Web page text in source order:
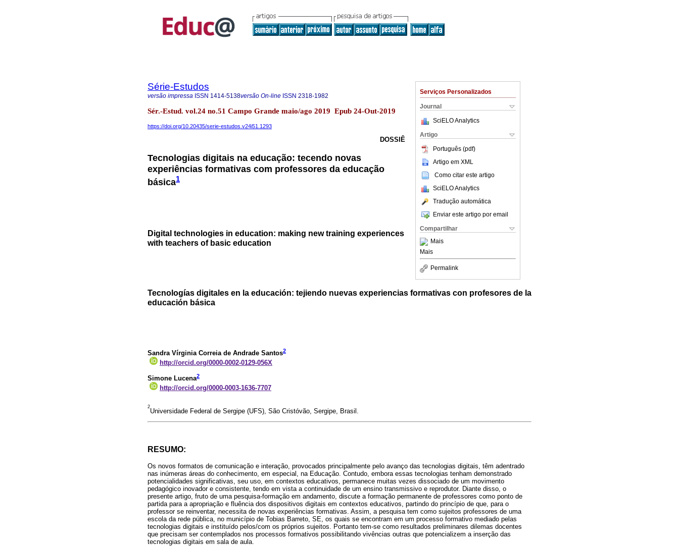
Serviços Personalizados
Journal
SciELO Analytics
Artigo
Português (pdf)
Artigo em XML
Como citar este artigo
SciELO Analytics
Tradução automática
Enviar este artigo por email
Compartilhar
Mais
Mais
Permalink
Série-Estudos
versão impressa ISSN 1414-5138versão On-line ISSN 2318-1982
Sér.-Estud. vol.24 no.51 Campo Grande maio/ago 2019 Epub 24-Out-2019
https://doi.org/10.20435/serie-estudos.v24i51.1293
DOSSIÊ
Tecnologias digitais na educação: tecendo novas
experiências formativas com professores da educação
básica1
Digital technologies in education: making new training experiences
with teachers of basic education
Tecnologías digitales en la educación: tejiendo nuevas experiencias formativas con profesores de la
educación básica
Sandra Vírginia Correia de Andrade Santos2
http://orcid.org/0000-0002-0129-056X
Simone Lucena2
http://orcid.org/0000-0003-1636-7707
2
Universidade Federal de Sergipe (UFS), São Cristóvão, Sergipe, Brasil.
RESUMO:
Os novos formatos de comunicação e interação, provocados principalmente pelo avanço das tecnologias digitais, têm adentrado
nas inúmeras áreas do conhecimento, em especial, na Educação. Contudo, embora essas tecnologias tenham demonstrado
potencialidades significativas, seu uso, em contextos educativos, permanece muitas vezes dissociado de um movimento
pedagógico inovador e consistente, tendo em vista a continuidade de um ensino transmissivo e reprodutor. Diante disso, o
presente artigo, fruto de uma pesquisa-formação em andamento, discute a formação permanente de professores como ponto de
partida para a apropriação e fluência dos dispositivos digitais em contextos educativos, partindo do princípio de que, para o
professor se reinventar, necessita de novas experiências formativas. Assim, a pesquisa tem como sujeitos professores de uma
escola da rede pública, no município de Tobias Barreto, SE, os quais se encontram em um processo formativo mediado pelas
tecnologias digitais e instituído pelos/com os próprios sujeitos. Portanto tem-se como resultados preliminares dilemas docentes
que precisam ser contemplados nos processos formativos possibilitando vivências outras que potencializem a inserção das
tecnologias digitais em sala de aula.